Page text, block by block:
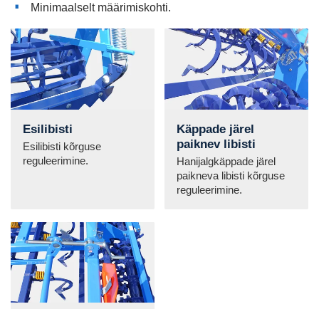
Minimaalselt määrimiskohti.
Esilibisti
Esilibisti kõrguse
reguleerimine.
Käppade järel
paiknev libisti
Hanijalgkäppade järel
paikneva libisti kõrguse
reguleerimine.